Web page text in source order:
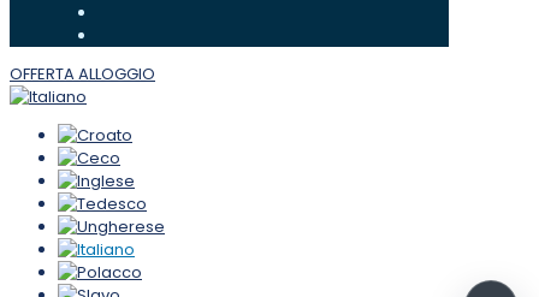
OFFERTA ALLOGGIO